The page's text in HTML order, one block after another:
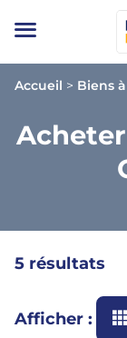
Accueil > Biens
5 résultats
Afficher :